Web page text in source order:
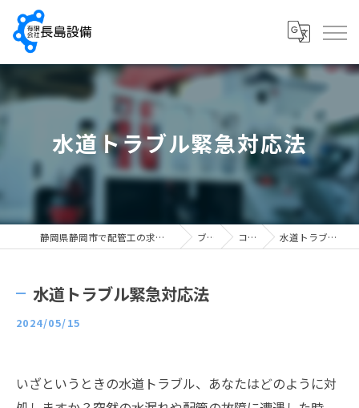
水道トラブル緊急対応法
静岡県静岡市で配管工の求人なら有限会社長島設備 ブログ コラム 水道トラブル緊急対応法
水道トラブル緊急対応法
2024/05/15
いざというときの水道トラブル、あなたはどのように対